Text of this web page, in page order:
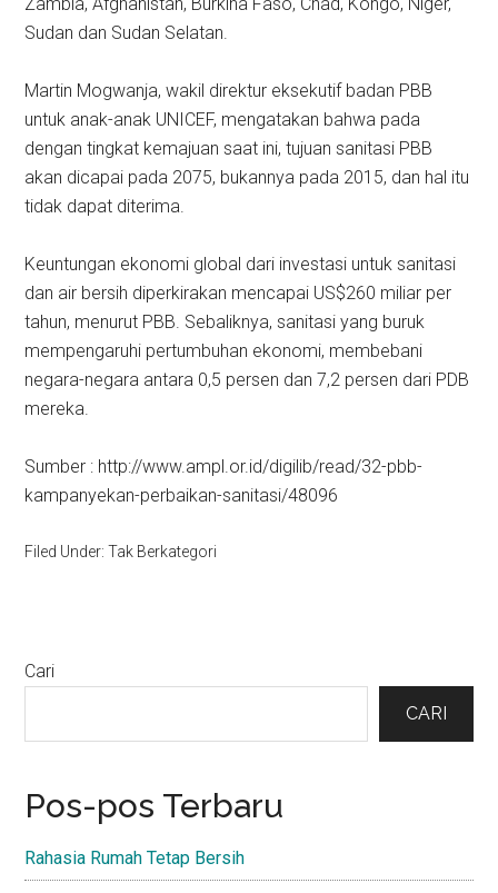
Sudan dan Sudan Selatan.
Martin Mogwanja, wakil direktur eksekutif badan PBB
untuk anak-anak UNICEF, mengatakan bahwa pada
dengan tingkat kemajuan saat ini, tujuan sanitasi PBB
akan dicapai pada 2075, bukannya pada 2015, dan hal itu
tidak dapat diterima.
Keuntungan ekonomi global dari investasi untuk sanitasi
dan air bersih diperkirakan mencapai US$260 miliar per
tahun, menurut PBB. Sebaliknya, sanitasi yang buruk
mempengaruhi pertumbuhan ekonomi, membebani
negara-negara antara 0,5 persen dan 7,2 persen dari PDB
mereka.
Sumber : http://www.ampl.or.id/digilib/read/32-pbb-
kampanyekan-perbaikan-sanitasi/48096
Filed Under: Tak Berkategori
Primary
Cari
CARI
Pos-pos Terbaru
Rahasia Rumah Tetap Bersih